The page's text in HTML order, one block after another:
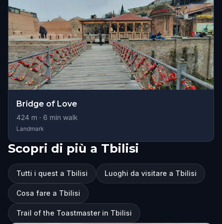
Bridge of Love
424 m · 6 min walk
Landmark
Scopri di più a Tbilisi
Tutti i quest a Tbilisi Luoghi da visitare a Tbilisi
Cosa fare a Tbilisi
Trail of the Toastmaster in Tbilisi